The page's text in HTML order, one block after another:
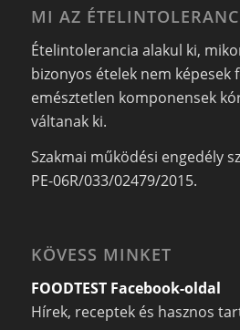
MI AZ
Ételintolerancia alakul ki,
bizonyos ételek nem képesek
emésztetlen komponensek
váltanak ki.
Szakmai működési engedély
PE-06R/033/02479/2015.
KÖVESS MINKET
FOODTEST Facebook-oldal
Hírek, receptek és hasznos